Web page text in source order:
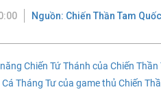
Nguồn: Chiến Thần Tam Quốc
Chiến Tứ Thánh của Chiến Thần
Tháng Tư của game thủ Chiến